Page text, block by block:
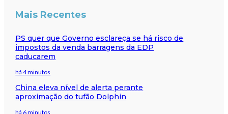
Mais Recentes
PS quer que Governo esclareça se há risco de
impostos da venda barragens da EDP
caducarem
há 4 minutos
China eleva nível de alerta perante
aproximação do tufão Dolphin
há 6 minutos